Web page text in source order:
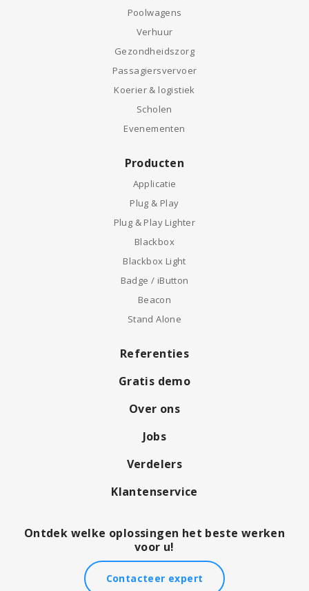
Poolwagens
Verhuur
Gezondheidszorg
Passagiersvervoer
Koerier & logistiek
Scholen
Evenementen
Producten
Applicatie
Plug & Play
Plug & Play Lighter
Blackbox
Blackbox Light
Badge / iButton
Beacon
Stand Alone
Referenties
Gratis demo
Over ons
Jobs
Verdelers
Klantenservice
Ontdek welke oplossingen het beste werken
voor u!
Contacteer expert